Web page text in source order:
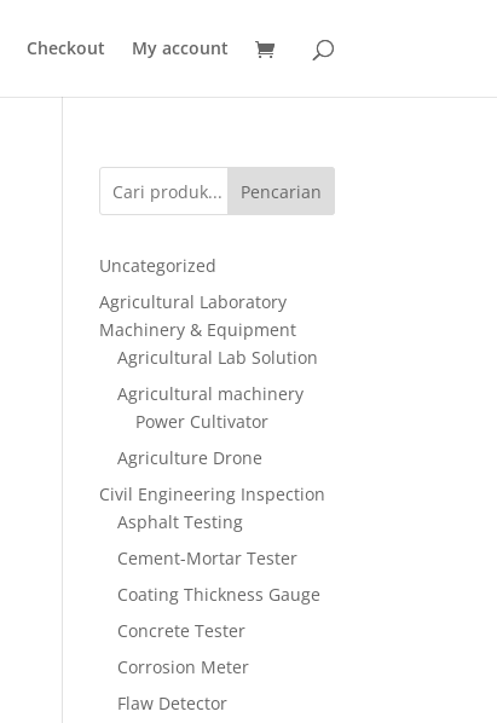
Checkout My account
Pencarian
Uncategorized
Agricultural Laboratory
Machinery & Equipment
Agricultural Lab Solution
Agricultural machinery
Power Cultivator
Agriculture Drone
Civil Engineering Inspection
Asphalt Testing
Cement-Mortar Tester
Coating Thickness Gauge
Concrete Tester
Corrosion Meter
Flaw Detector